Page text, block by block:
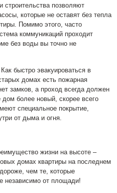
строительства позволяют
которые не оставят без тепла
Помимо этого, часто
коммуникаций проходит
без воды вы точно не
Как быстро эвакуироваться в
домах есть пожарная
замков, а проход всегда должен
более новый, скорее всего
специальное покрытие,
от дыма и огня.
жизни на высоте –
домах квартиры на последнем
чем те, которые
независимо от площади!